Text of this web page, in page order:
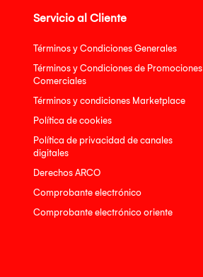
Servicio al Cliente
Términos y Condiciones Generales
Términos y Condiciones de Promociones
Comerciales
Términos y condiciones Marketplace
Política de cookies
Política de privacidad de canales
digitales
Derechos ARCO
Comprobante electrónico
Comprobante electrónico oriente